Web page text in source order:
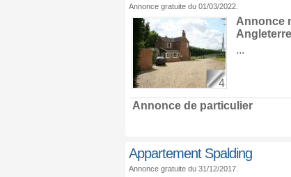
Annonce gratuite du 01/03/2022.
4
Annonce
Angleterre
...
Annonce de particulier
Appartement Spalding
Annonce gratuite du 31/12/2017.